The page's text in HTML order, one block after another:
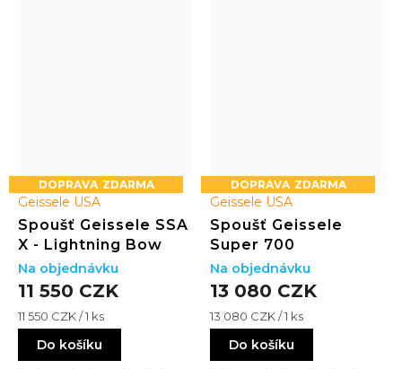
ZDARMA
Geissele USA
Spoušť Geissele SSA
X - Lightning Bow
11 550 CZK
Měrná
cena:
11 550 CZK / 1 ks
Do košíku
Na objednávku
ZDARMA
Geissele USA
Spoušť Geissele
Super 700
13 080 CZK
Měrná
cena:
13 080 CZK / 1 ks
Do košíku
Na objednávku